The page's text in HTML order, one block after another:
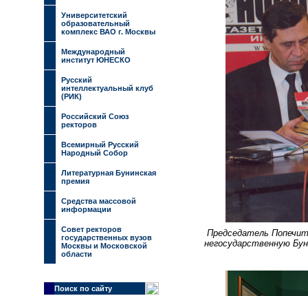
Университетский
образовательный
комплекс ВАО г. Москвы
Международный
институт ЮНЕСКО
Русский
интеллектуальный клуб
(РИК)
Российский Союз
ректоров
Всемирный Русский
Народный Собор
Литературная Бунинская
премия
Средства массовой
информации
Совет ректоров
государственных вузов
Москвы и Московской
области
Поиск по сайту
Председатель
негосударственную